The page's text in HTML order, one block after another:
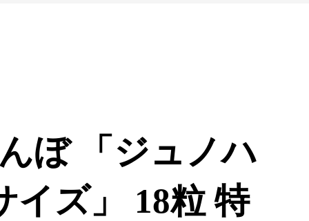
ぼ 「ジュノハ
イズ」 18粒 特